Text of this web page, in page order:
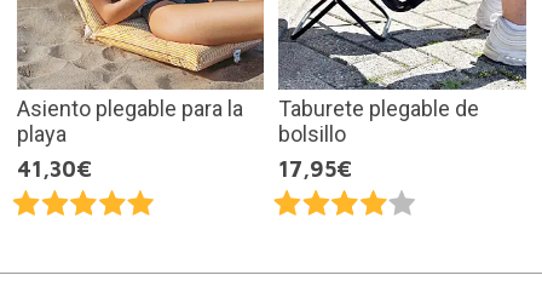
Asiento plegable para la
playa
41,30€
Taburete plegable de
bolsillo
17,95€